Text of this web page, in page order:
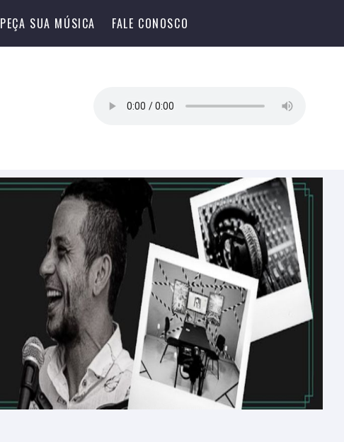
PEÇA SUA MÚSICA FALE CONOSCO